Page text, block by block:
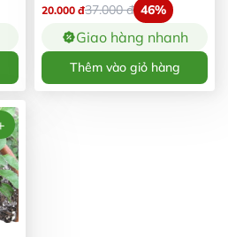
20.000 đ37.000đ 46%
Giao hàng nhanh
Thêm vào giỏ hàng